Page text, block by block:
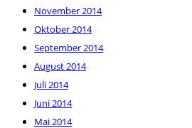
November 2014
Oktober 2014
September 2014
August 2014
Juli 2014
Juni 2014
Mai 2014